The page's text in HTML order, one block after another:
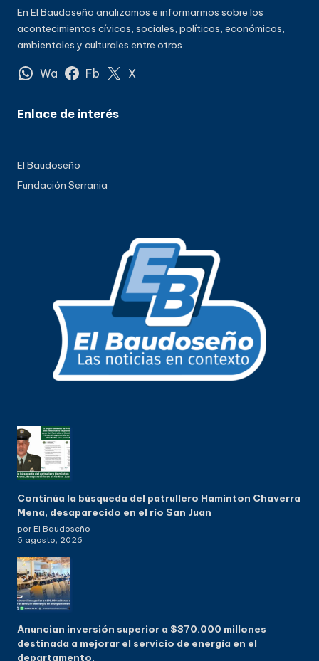
En El Baudoseño analizamos e informarmos sobre los
acontecimientos cívicos, sociales, políticos, económicos,
ambientales y culturales entre otros.
Wa Fb X
Enlace de interés
El Baudoseño
Fundación Serrania
Continúa la búsqueda del patrullero Haminton Chaverra
Mena, desaparecido en el río San Juan
por El Baudoseño
5 agosto, 2026
Anuncian inversión superior a $370.000 millones
destinada a mejorar el servicio de energía en el
departamento.